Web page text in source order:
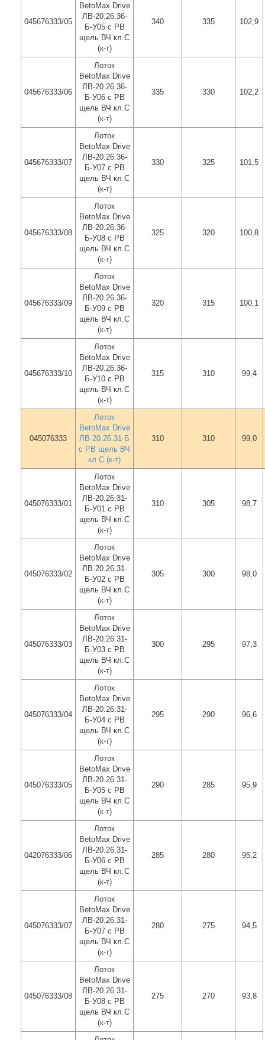
045676333/05
BetoMax Drive
ЛВ-20.26.36-
Б-У05 с РВ
щель ВЧ кл.C
(к-т)
340 335 102,9
045676333/06
Лоток
BetoMax Drive
ЛВ-20.26.36-
Б-У06 с РВ
щель ВЧ кл.C
(к-т)
335 330 102,2
045676333/07
Лоток
BetoMax Drive
ЛВ-20.26.36-
Б-У07 с РВ
щель ВЧ кл.C
(к-т)
330 325 101,5
045676333/08
Лоток
BetoMax Drive
ЛВ-20.26.36-
Б-У08 с РВ
щель ВЧ кл.C
(к-т)
325 320 100,8
045676333/09
Лоток
BetoMax Drive
ЛВ-20.26.36-
Б-У09 с РВ
щель ВЧ кл.C
(к-т)
320 315 100,1
045676333/10
Лоток
BetoMax Drive
ЛВ-20.26.36-
Б-У10 с РВ
щель ВЧ кл.C
(к-т)
315 310 99,4
045076333
Лоток
BetoMax Drive
ЛВ-20.26.31-Б
с РВ щель ВЧ
кл.С (к-т)
310 310 99,0
045076333/01
Лоток
BetoMax Drive
ЛВ-20.26.31-
Б-У01 с РВ
щель ВЧ кл.C
(к-т)
310 305 98,7
045076333/02
Лоток
BetoMax Drive
ЛВ-20.26.31-
Б-У02 с РВ
щель ВЧ кл.C
(к-т)
305 300 98,0
045076333/03
Лоток
BetoMax Drive
ЛВ-20.26.31-
Б-У03 с РВ
щель ВЧ кл.C
(к-т)
300 295 97,3
045076333/04
Лоток
BetoMax Drive
ЛВ-20.26.31-
Б-У04 с РВ
щель ВЧ кл.C
(к-т)
295 290 96,6
045076333/05
Лоток
BetoMax Drive
ЛВ-20.26.31-
Б-У05 с РВ
щель ВЧ кл.C
(к-т)
290 285 95,9
042076333/06
Лоток
BetoMax Drive
ЛВ-20.26.31-
Б-У06 с РВ
щель ВЧ кл.C
(к-т)
285 280 95,2
045076333/07
Лоток
BetoMax Drive
ЛВ-20.26.31-
Б-У07 с РВ
щель ВЧ кл.C
(к-т)
280 275 94,5
045076333/08
Лоток
BetoMax Drive
ЛВ-20.26.31-
Б-У08 с РВ
щель ВЧ кл.C
(к-т)
275 270 93,8